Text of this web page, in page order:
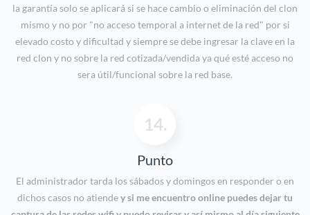
la garantía solo se aplicará si se hace cambio o eliminación del clon
mismo y no por "no acceso temporal a internet de la red" por si
elevado costo y dificultad y siempre se debe ingresar la clave en la
red clon y no sobre la red cotizada/vendida ya qué esté acceso no
sera útil/funcional sobre la red base.
14.
Punto
El administrador tarda los sábados y domingos en responder o en
dichos casos no atiendey si me encuentro online puedes dejar tu